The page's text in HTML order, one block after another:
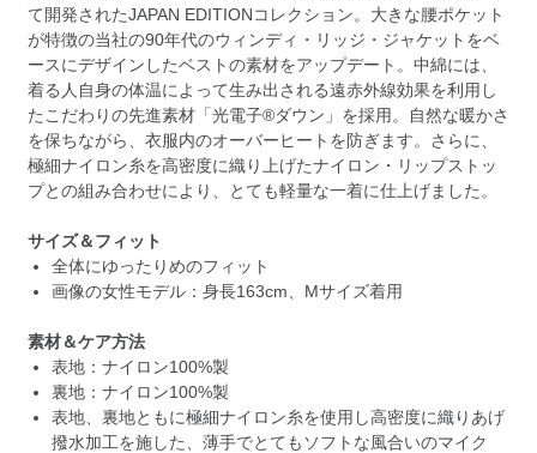
て開発されたJAPAN EDITIONコレクション。大きな腰ポケット
が特徴の当社の90年代のウィンディ・リッジ・ジャケットをベ
ースにデザインしたベストの素材をアップデート。中綿には、
着る人自身の体温によって生み出される遠赤外線効果を利用し
たこだわりの先進素材「光電子®ダウン」を採用。自然な暖かさ
を保ちながら、衣服内のオーバーヒートを防ぎます。さらに、
極細ナイロン糸を高密度に織り上げたナイロン・リップストッ
プとの組み合わせにより、とても軽量な一着に仕上げました。
サイズ＆フィット
全体にゆったりめのフィット
画像の女性モデル：身長163cm、Mサイズ着用
素材＆ケア方法
表地：ナイロン100%製
裏地：ナイロン100%製
表地、裏地ともに極細ナイロン糸を使用し高密度に織りあげ
撥水加工を施した、薄手でとてもソフトな風合いのマイク